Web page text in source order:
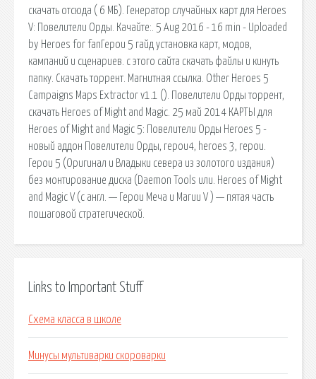
скачать отсюда ( 6 МБ). Генератор случайных карт для Heroes
V: Повелители Орды. Качайте:. 5 Aug 2016 - 16 min - Uploaded
by Heroes for fanГерои 5 гайд установка карт, модов,
кампаний и сценариев. с этого сайта скачать файлы и кинуть
папку. Скачать торрент. Магнитная ссылка. Other Heroes 5
Campaigns Maps Extractor v1.1 (). Повелители Орды торрент,
скачать Heroes of Might and Magic. 25 май 2014 КАРТЫ для
Heroes of Might and Magic 5: Повелители Орды Heroes 5 -
новый аддон Повелители Орды, герои4, heroes 3, герои.
Герои 5 (Оригинал и Владыки севера из золотого издания)
без монтирование диска (Daemon Tools или. Heroes of Might
and Magic V (с англ. — Герои Меча и Магии V ) — пятая часть
пошаговой стратегической.
Links to Important Stuff
Схема класса в школе
Минусы мультиварки скороварки